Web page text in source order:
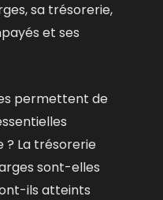
sa trésorerie,
et ses
permettent de
? La trésorerie
sont-elles
ils atteints